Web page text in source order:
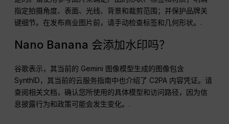
指定拍摄角度、表面、光线、背景和裁剪范围；并保护品牌关
键细节。在发布商业图片前，请手动检查标签和几何形状。.
Nano Banana 会添加水印吗？
谷歌表示，其当前的 Gemini 图像模型生成的图像包含
SynthID，其当前的云服务指南中也介绍了 C2PA 内容凭证。请
查阅相关文档，确认您所使用的具体模型和访问路径，因为信
息披露行为和政策可能会发生变化。.